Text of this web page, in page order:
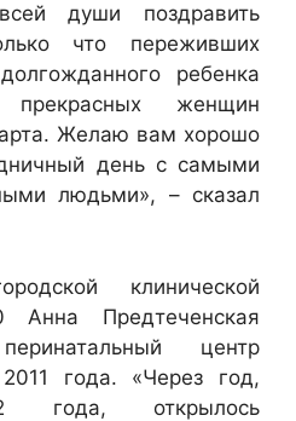
души поздравить
что переживших
ребенка
женщин
Желаю вам хорошо
день с самыми
людьми», – сказал
клинической
Предтеченская
центр
года. «Через год,
открылось